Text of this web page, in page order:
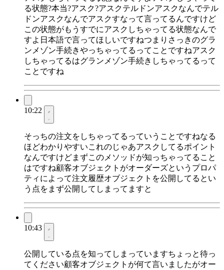
る状態?本当?アスク?アスクテルドンアスクなんでテル
ドンアスクなんでアスクすなって言ってるんですけど
この状態がもうすでにアスクしちゃってる状態なんで
すよ日本語で言ってほしいですねつまりさっきのグラ
ンメゾン手続きやっちゃってるってことですねアスク
しちゃってるはグランメゾン手続きしちゃってるって
ことですね
10:22
そっちの注文をしちゃってるっていうことですねなる
ほどわかりやすいこれのじゃあアスクしてるポイント
なんですけどまずこのメソッドが知っちゃってること
はですね顧客オブジェクトがオーダーズというプロパ
ティによって注文履歴オブジェクトを公開してるとい
う点をまず公開してしまってますと
10:43
公開している点を知ってしまっていますちょっと待っ
てください顧客オブジェクトが何て言いましたがオー